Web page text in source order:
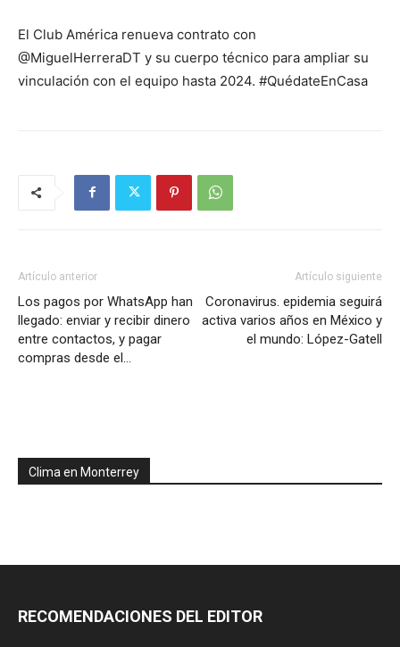
El Club América renueva contrato con
@MiguelHerreraDT y su cuerpo técnico para ampliar su
vinculación con el equipo hasta 2024. #QuédateEnCasa
Artículo anterior
Los pagos por WhatsApp han
llegado: enviar y recibir dinero
entre contactos, y pagar
compras desde el…
Artículo siguiente
Coronavirus. epidemia seguirá
activa varios años en México y
el mundo: López-Gatell
Clima en Monterrey
RECOMENDACIONES DEL EDITOR